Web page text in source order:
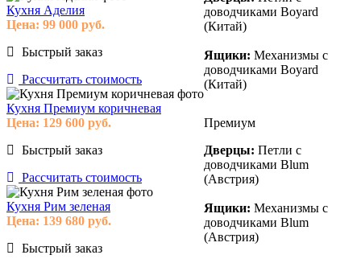
Кухня Аделия
Цена: 99 000 руб.
Быстрый заказ
Рассчитать стоимость
Кухня Премиум коричневая
Цена: 129 600 руб.
Быстрый заказ
Рассчитать стоимость
Кухня Рим зеленая
Цена: 139 680 руб.
Быстрый заказ
доводчиками Boyard
(Китай)
Ящики: Механизмы с
доводчиками Boyard
(Китай)
Премиум
Дверцы: Петли с
доводчиками Blum
(Австрия)
Ящики: Механизмы с
доводчиками Blum
(Австрия)